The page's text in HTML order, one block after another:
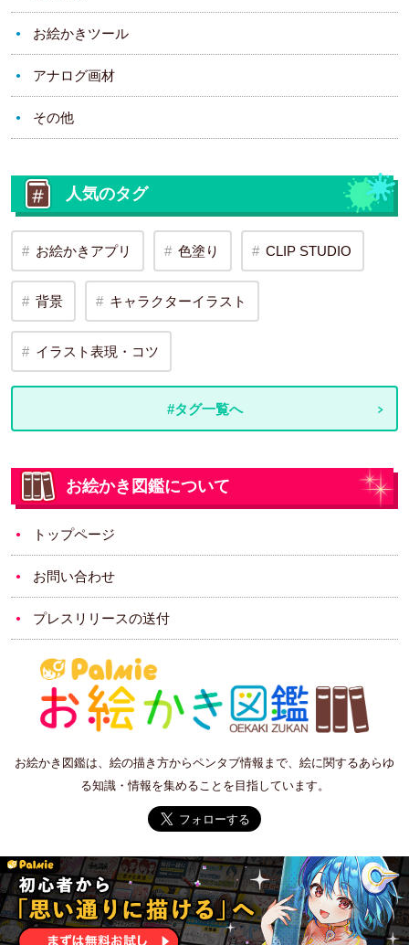
お絵かきツール
アナログ画材
その他
人気のタグ
お絵かきアプリ 色塗り CLIP STUDIO
背景 キャラクターイラスト
イラスト表現・コツ
#タグ一覧へ
お絵かき図鑑について
トップページ
お問い合わせ
プレスリリースの送付
お絵かき図鑑は、絵の描き方からペンタブ情報まで、絵に関するあらゆ
る知識・情報を集めることを目指しています。